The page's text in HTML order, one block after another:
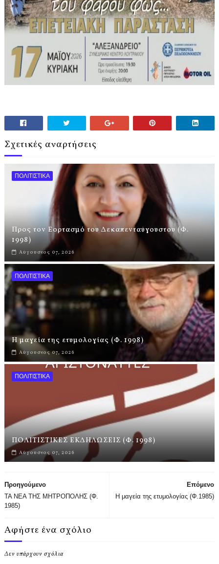
Σχετικές αναρτήσεις
ΠΟΛΙΤΙΣΤΙΚΑ
Προς τον Εορτασμό του Δεκαπενταύγουστου (Φ.
1998)
Αύγουστος 07, 2026
ΠΟΛΙΤΙΣΤΙΚΑ
Η μαγεία της ετυμολογίας (Φ. 1998)
Αύγουστος 07, 2026
ΠΟΛΙΤΙΣΤΙΚΑ
ΠΟΛΙΤΙΣΤΙΚΕΣ ΕΚΔΗΛΩΣΕΙΣ (Φ. 1998)
Αύγουστος 07, 2026
Επόμενο
Η μαγεία της ετυμολογίας (Φ.1985)
Προηγούμενο
ΤΑ ΝΕΑ ΤΗΣ ΜΗΤΡΟΠΟΛΗΣ (Φ.
1985)
Αφήστε ένα σχόλιο
Δεν υπάρχουν σχόλια